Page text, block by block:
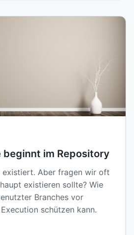
im Repository
existiert. Aber fragen wir oft
existieren sollte? Wie
Branches vor
schützen kann.